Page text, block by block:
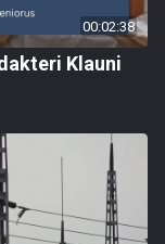
00:02:38
Klauni